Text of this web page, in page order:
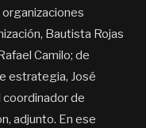
Bautista Rojas
Camilo; de
estrategia, José
coordinador de
adjunto. En ese